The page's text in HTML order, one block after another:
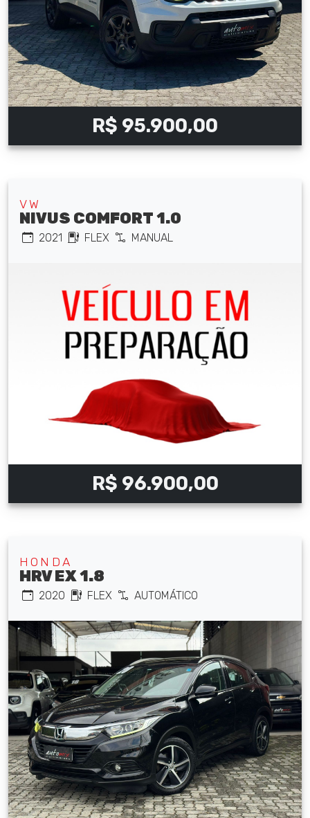
R$ 95.900,00
VW
NIVUS COMFORT 1.0
2021 FLEX MANUAL
R$ 96.900,00
HONDA
HRV EX 1.8
2020 FLEX AUTOMÁTICO